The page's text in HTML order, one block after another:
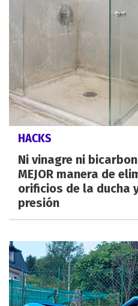
HACKS
Ni vinagre ni
MEJOR manera de
orificios de la ducha y
presión